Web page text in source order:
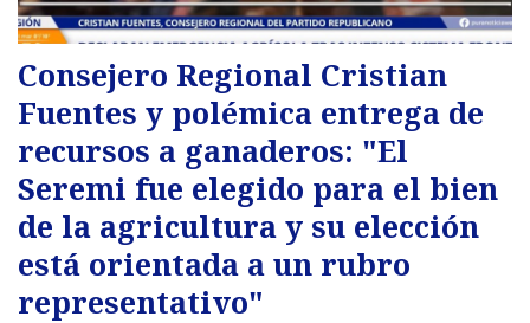
Consejero Regional Cristian
Fuentes y polémica entrega de
recursos a ganaderos: "El
Seremi fue elegido para el bien
de la agricultura y su elección
está orientada a un rubro
representativo"